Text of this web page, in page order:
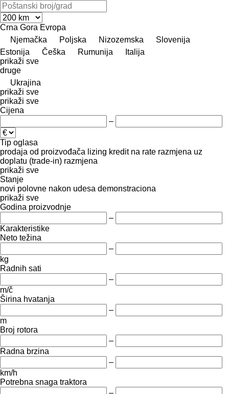
Crna Gora Evropa
Njemačka
Poljska Nizozemska
Slovenija
Estonija
Češka Rumunija
Italija
prikaži sve
druge
Ukrajina
prikaži sve
prikaži sve
Cijena
–
Tip oglasa
prodaja od proizvođača lizing kredit na rate razmjena uz
doplatu (trade-in) razmjena
prikaži sve
Stanje
novi polovne nakon udesa demonstraciona
prikaži sve
Godina proizvodnje
–
Karakteristike
Neto težina
–
kg
Radnih sati
–
m/č
Širina hvatanja
–
m
Broj rotora
–
Radna brzina
–
km/h
Potrebna snaga traktora